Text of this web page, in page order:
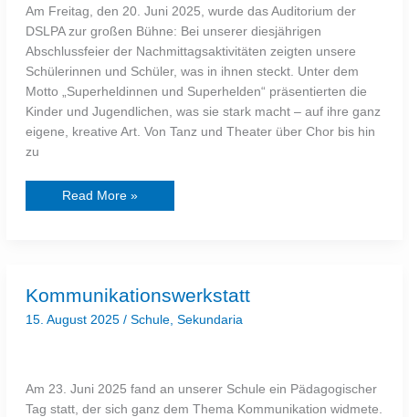
Am Freitag, den 20. Juni 2025, wurde das Auditorium der
DSLPA zur großen Bühne: Bei unserer diesjährigen
Abschlussfeier der Nachmittagsaktivitäten zeigten unsere
Schülerinnen und Schüler, was in ihnen steckt. Unter dem
Motto „Superheldinnen und Superhelden“ präsentierten die
Kinder und Jugendlichen, was sie stark macht – auf ihre ganz
eigene, kreative Art. Von Tanz und Theater über Chor bis hin
zu
Read More »
Kommunikationswerkstatt
15. August 2025 / Schule, Sekundaria
Am 23. Juni 2025 fand an unserer Schule ein Pädagogischer
Tag statt, der sich ganz dem Thema Kommunikation widmete.
Kommunikationswerkstatt